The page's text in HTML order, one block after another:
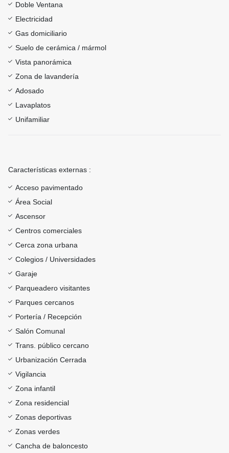
Doble Ventana
Electricidad
Gas domiciliario
Suelo de cerámica / mármol
Vista panorámica
Zona de lavandería
Adosado
Lavaplatos
Unifamiliar
Características externas :
Acceso pavimentado
Área Social
Ascensor
Centros comerciales
Cerca zona urbana
Colegios / Universidades
Garaje
Parqueadero visitantes
Parques cercanos
Portería / Recepción
Salón Comunal
Trans. público cercano
Urbanización Cerrada
Vigilancia
Zona infantil
Zona residencial
Zonas deportivas
Zonas verdes
Cancha de baloncesto